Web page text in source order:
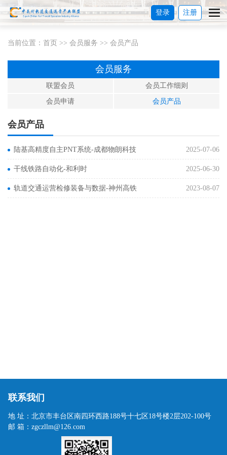
登录 注册
当前位置： 首页 >> 会员服务 >> 会员产品
会员服务
联盟会员 会员工作细则
会员申请 会员产品
会员产品
陆基高精度自主PNT系统-成都物朗科技 2025-07-06
干线铁路自动化-和利时 2025-06-30
轨道交通运营检修装备与数据-神州高铁 2023-08-07
联系我们
地 址：北京市丰台区南四环西路188号十七区18号楼2层202-100号
邮 箱：zgczllm@126.com